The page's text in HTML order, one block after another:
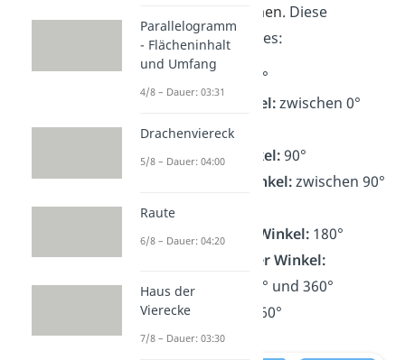
bestimmten Namen. Diese
Winkelarten gibt es:
Nullwinkel:
0°
Spitzer Winkel:zwischen 0°
und 90°
Rechter Winkel:90°
Stumpfer Winkel:zwischen 90°
und 180°
Gestreckter Winkel:180°
Überstumpfer Winkel:
zwischen 180° und 360°
Vollwinkel:
360°
Parallelogramm
- Flächeninhalt
und Umfang
4/8 – Dauer: 03:31
Drachenviereck
5/8 – Dauer: 04:00
Raute
6/8 – Dauer: 04:20
Haus der
Vierecke
7/8 – Dauer: 03:30